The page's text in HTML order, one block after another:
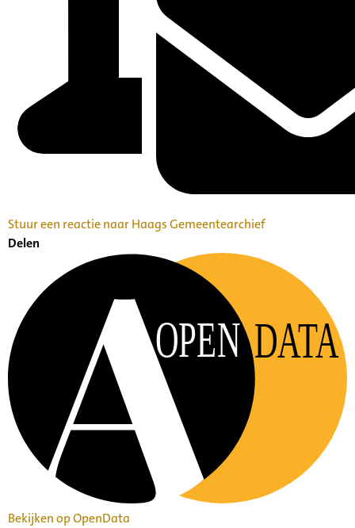
Stuur een reactie naar Haags Gemeentearchief
Delen
OPEN DATA
Bekijken op OpenData